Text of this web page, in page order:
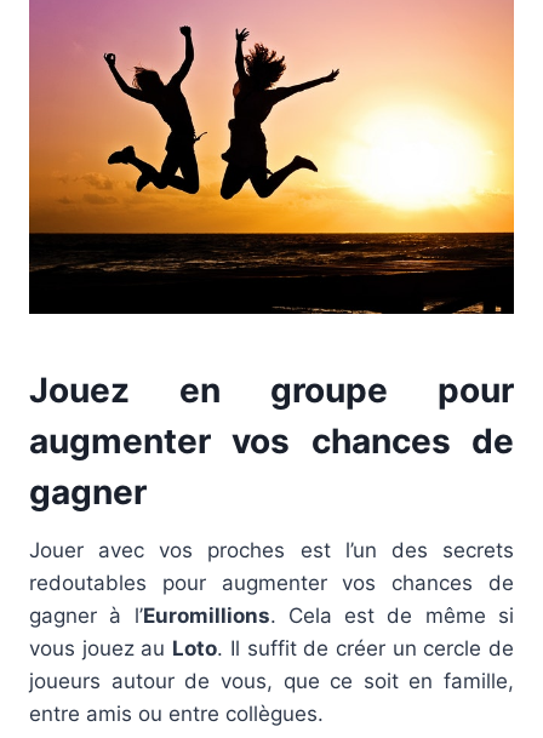
Jouez en groupe pour
augmenter vos chances de
gagner
Jouer avec vos proches est l’un des secrets
redoutables pour augmenter vos chances de
gagner à l’Euromillions. Cela est de même si
vous jouez au Loto. Il suffit de créer un cercle de
joueurs autour de vous, que ce soit en famille,
entre amis ou entre collègues.